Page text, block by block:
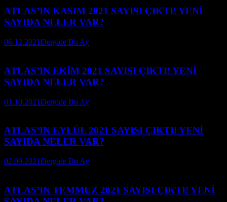
ATLAS’IN KASIM 2021 SAYISI ÇIKTI! YENİ
SAYIDA NELER VAR?
06.12.2021Dergide Bu Ay
ATLAS’IN EKİM 2021 SAYISI ÇIKTI! YENİ
SAYIDA NELER VAR?
01.10.2021Dergide Bu Ay
ATLAS’IN EYLÜL 2021 SAYISI ÇIKTI! YENİ
SAYIDA NELER VAR?
02.09.2021Dergide Bu Ay
ATLAS’IN TEMMUZ 2021 SAYISI ÇIKTI! YENİ